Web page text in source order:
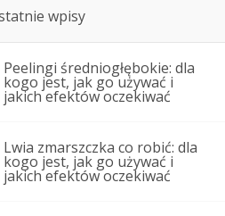
wpisy
Peelingi średniogłębokie: dla
kogo jest, jak go używać i
jakich efektów oczekiwać
Lwia zmarszczka co robić: dla
kogo jest, jak go używać i
jakich efektów oczekiwać